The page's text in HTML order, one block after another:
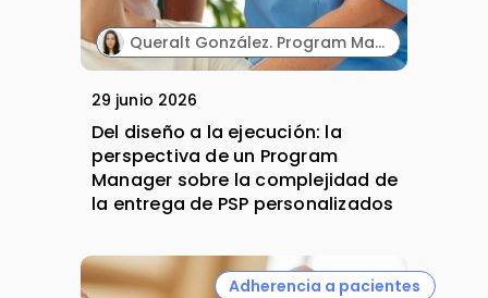
Queralt González. Program Manager. PHD Lifescience.
29 junio 2026
Del diseño a la ejecución: la
perspectiva de un Program
Manager sobre la complejidad de
la entrega de PSP personalizados
Adherencia a pacientes